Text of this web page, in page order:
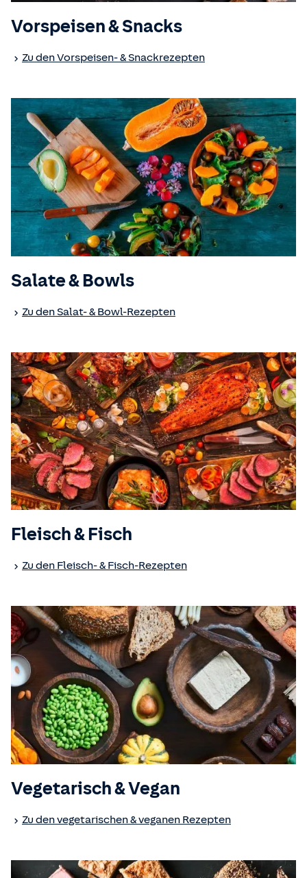
Vorspeisen & Snacks
Zu den Vorspeisen- & Snackrezepten
Salate & Bowls
Zu den Salat- & Bowl-Rezepten
Fleisch & Fisch
Zu den Fleisch- & Fisch-Rezepten
Vegetarisch & Vegan
Zu den vegetarischen & veganen Rezepten